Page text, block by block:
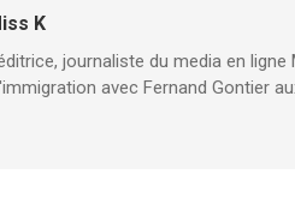
K
journaliste du media en
avec Fernand Gontier